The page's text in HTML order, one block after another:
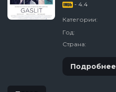
- 4.4
Категории:
Год:
Страна:
Подробнее